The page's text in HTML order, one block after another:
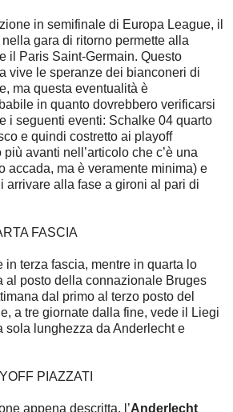
in semifinale di Europa League, il
gara di ritorno permette alla
il Paris Saint-Germain. Questo
vive le speranze dei bianconeri di
ma questa eventualità è
in quanto dovrebbero verificarsi
i seguenti eventi: Schalke 04 quarto
e quindi costretto ai playoff
più avanti nell’articolo che c’è una
accada, ma è veramente minima) e
arrivare alla fase a gironi al pari di
FASCIA
in terza fascia, mentre in quarta lo
al posto della connazionale Bruges
dal primo al terzo posto del
a tre giornate dalla fine, vede il Liegi
sola lunghezza da Anderlecht e
PIAZZATI
appena descritta, l’Anderlecht